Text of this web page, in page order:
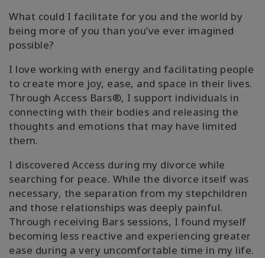
BUSCAR
What could I facilitate for you and the world by
being more of you than you’ve ever imagined
possible?
I love working with energy and facilitating people
to create more joy, ease, and space in their lives.
Through Access Bars®, I support individuals in
connecting with their bodies and releasing the
thoughts and emotions that may have limited
them.
I discovered Access during my divorce while
searching for peace. While the divorce itself was
necessary, the separation from my stepchildren
and those relationships was deeply painful.
Through receiving Bars sessions, I found myself
becoming less reactive and experiencing greater
ease during a very uncomfortable time in my life.